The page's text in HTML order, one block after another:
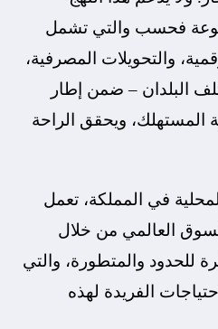
فحسب والتي تشمل
والتحويلات المصرفية،
البلدان – ضمن إطار
المستهلك، ويحقق الراحة
في المملكة، تعمل
العالمي من خلال
للحدود والمتطورة، والتي
الفريدة لهذه